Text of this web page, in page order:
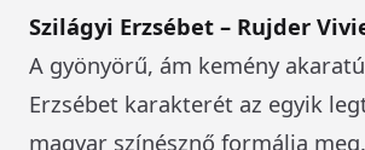
Szilágyi Erzsébet – Rujder
A gyönyörű, ám kemény
Erzsébet karakterét az egyik
magyar színésznő formálja meg.